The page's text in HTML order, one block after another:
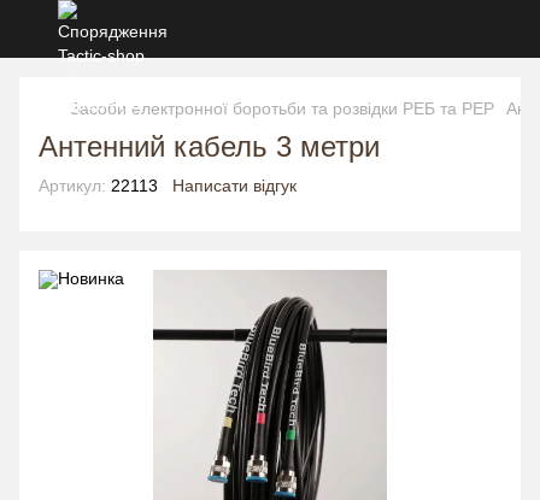
Засоби електронної боротьби та розвідки РЕБ та РЕР
Антенний кабель 3 метри
Артикул: 22113 Написати відгук